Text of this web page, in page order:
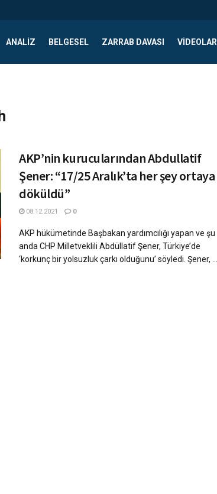
ANALIZ BELGESEL ZARRAB DAVASI VIDEOLAR
AKP’nin kurucularından Abdullatif
Şener: “17/25 Aralık’ta her şey ortaya
döküldü”
08.12.2021 0
AKP hükümetinde Başbakan yardımcılığı yapan ve şu
anda CHP Milletveklili Abdüllatif Şener, Türkiye’de
‘korkunç bir yolsuzluk çarkı olduğunu’ söyledi. Şener, ...